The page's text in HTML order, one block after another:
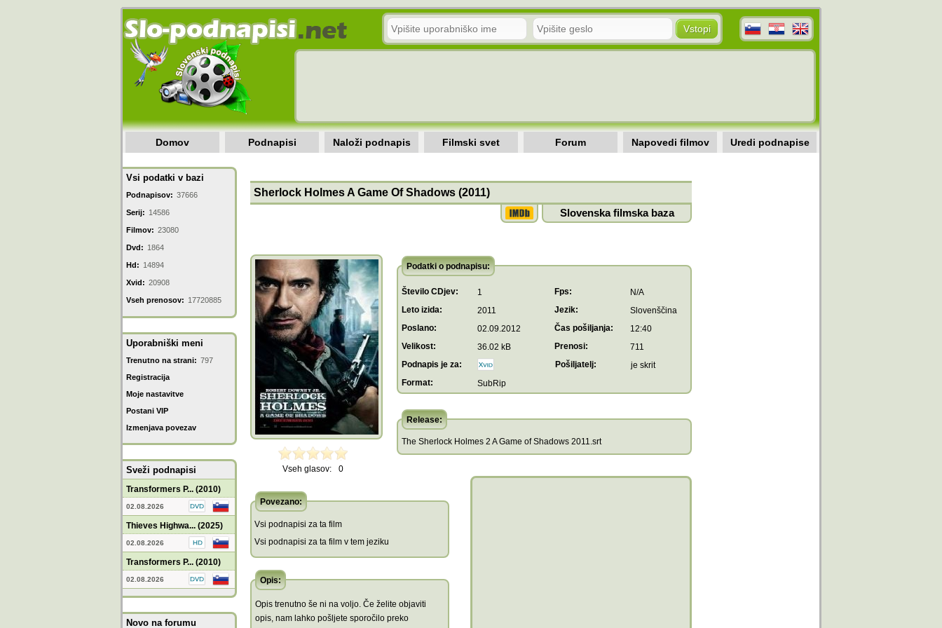
Domov Podnapisi Naloži podnapis Filmski svet Forum Napovedi filmov Uredi podnapise
Vsi podatki v bazi
Podnapisov: 37666
Serij: 14586
Filmov: 23080
Dvd: 1864
Hd: 14894
Xvid: 20908
Vseh prenosov: 17720885
Uporabniški meni
Trenutno na strani: 797
Registracija
Moje nastavitve
Postani VIP
Izmenjava povezav
Sveži podnapisi
Transformers P... (2010)
02.08.2026
Thieves Highwa... (2025)
02.08.2026
Transformers P... (2010)
02.08.2026
Novo na forumu
Sherlock Holmes A Game Of Shadows (2011)
Slovenska filmska baza
Vseh glasov: 0
Podatki o podnapisu:
Število CDjev: 1 Fps:
N/A
Leto izida:
2011 Jezik:
Slovenščina
Poslano:
02.09.2012 Čas pošiljanja:
12:40
Velikost:
36.02 kB Prenosi:
711
Podnapis je za:
Pošiljatelj:
je skrit
Format:
SubRip
Release:
The Sherlock Holmes 2 A Game of Shadows 2011.srt
Povezano:
Vsi podnapisi za ta film
Vsi podnapisi za ta film v tem jeziku
Opis:
Opis trenutno še ni na voljo. Če želite objaviti
opis, nam lahko pošljete sporočilo preko